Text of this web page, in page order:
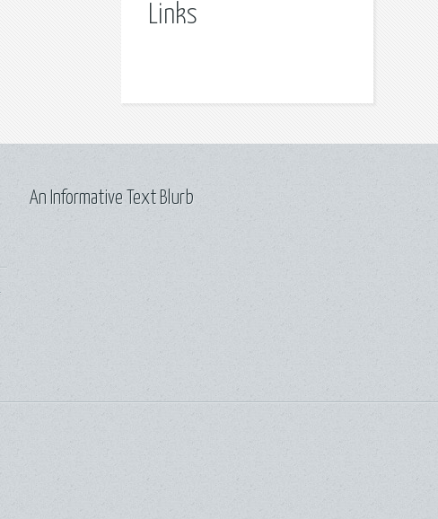
Links
An Informative Text Blurb